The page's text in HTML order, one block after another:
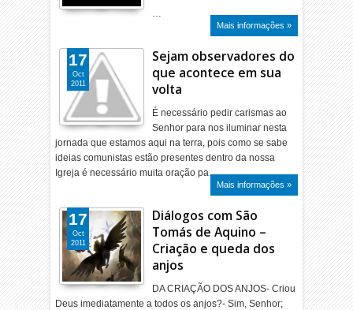
…
Mais informações »
Sejam observadores do
que acontece em sua
volta
É necessário pedir carismas ao
Senhor para nos iluminar nesta
jornada que estamos aqui na terra, pois como se sabe
ideias comunistas estão presentes dentro da nossa
Igreja é necessário muita oração pa…
Mais informações »
17
Oct
2011
Diálogos com São
Tomás de Aquino –
Criação e queda dos
anjos
DA CRIAÇÃO DOS ANJOS- Criou
Deus imediatamente a todos os anjos?- Sim, Senhor;
17
Oct
2011